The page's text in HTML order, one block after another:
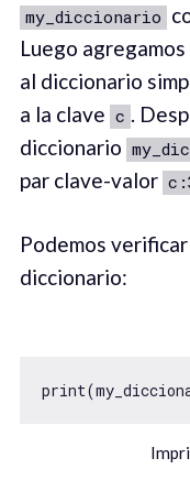
my_diccionario
Luego
al diccionario
a la clave c .
diccionario
par clave-valor
Podemos
diccionario: